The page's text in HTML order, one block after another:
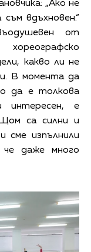
„Ако не
вдъхновен.“
от
какво ли не
В момента да
да е толкова
интересен, е
Щом са силни и
сме изпълнили
че даже много